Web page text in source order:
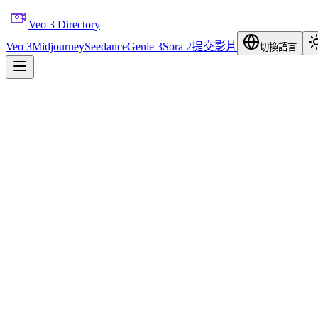
Veo 3 Directory
Veo 3MidjourneySeedanceGenie 3Sora 2提交影片 切換語言